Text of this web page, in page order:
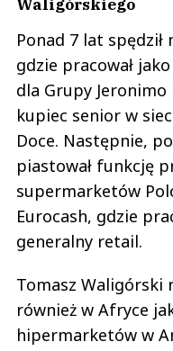
Ponad 7 lat
gdzie pracował
dla Grupy
kupiec senior w
Doce. Następnie,
piastował funkcję
supermarketów
Eurocash, gdzie
generalny retail.
Tomasz Waligórski
również w Afryce
hipermarketów w